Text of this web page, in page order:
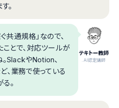
。
テキトー教師
.AI認定講師
共通規格」なので、
とで、対応ツールが
SlackやNotion、
業務で使っている
。